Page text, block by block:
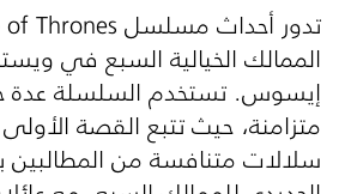
تدور أحداث مسلسلThrones
الممالك الخيالية السبع في
إيسوس. تستخدم السلسلة عدة
متزامنة، حيث تتبع القصة
سلالات متنافسة من المطالبين